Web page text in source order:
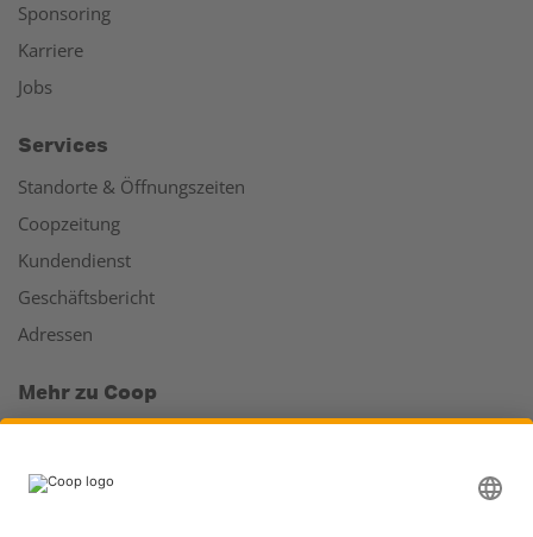
Sponsoring
Karriere
Jobs
Services
Standorte & Öffnungszeiten
Coopzeitung
Kundendienst
Geschäftsbericht
Adressen
Mehr zu Coop
Läden & Services